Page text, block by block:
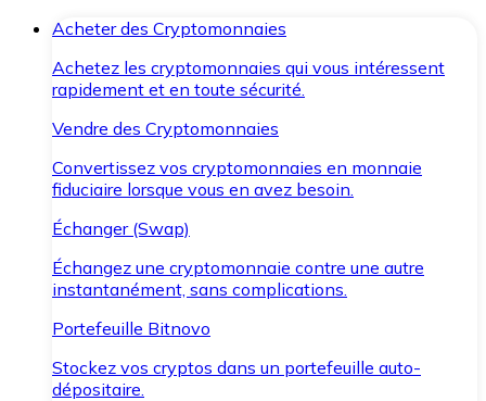
Acheter des Cryptomonnaies
Achetez les cryptomonnaies qui vous intéressent
rapidement et en toute sécurité.
Vendre des Cryptomonnaies
Convertissez vos cryptomonnaies en monnaie
fiduciaire lorsque vous en avez besoin.
Échanger (Swap)
Échangez une cryptomonnaie contre une autre
instantanément, sans complications.
Portefeuille Bitnovo
Stockez vos cryptos dans un portefeuille auto-
dépositaire.